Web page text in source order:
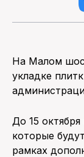
На Малом
укладке
До 15
которые
рамках